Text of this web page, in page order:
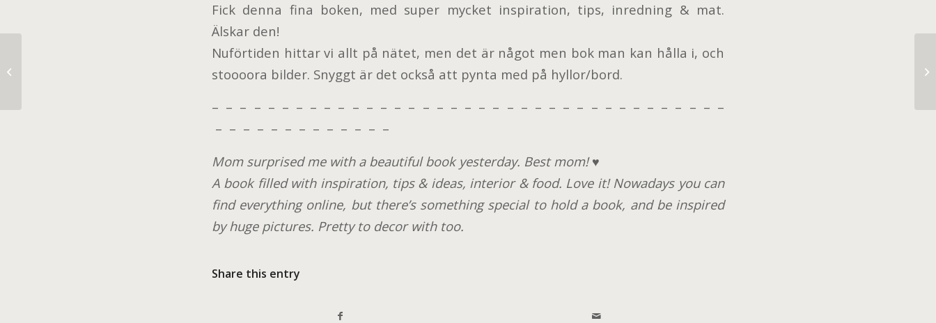
Fick denna fina boken, med super mycket inspiration, tips, inredning & mat.
Älskar den!
Nuförtiden hittar vi allt på nätet, men det är något men bok man kan hålla i, och
stoooora bilder. Snyggt är det också att pynta med på hyllor/bord.
– – – – – – – – – – – – – – – – – – – – – – – – – – – – – – – – – – – – –
– – – – – – – – – – – – –
Mom surprised me with a beautiful book yesterday. Best mom! ♥
A book filled with inspiration, tips & ideas, interior & food. Love it! Nowadays you can
find everything online, but there’s something special to hold a book, and be inspired
by huge pictures. Pretty to decor with too.
Share this entry